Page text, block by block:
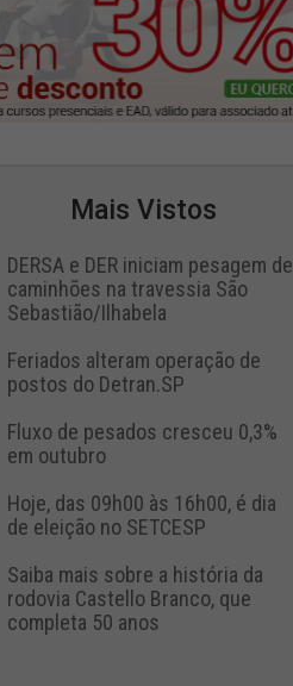
Mais Vistos
DERSA e DER iniciam pesagem de
caminhões na travessia São
Sebastião/Ilhabela
Feriados alteram operação de
postos do Detran.SP
Fluxo de pesados cresceu 0,3%
em outubro
Hoje, das 09h00 às 16h00, é dia
de eleição no SETCESP
Saiba mais sobre a história da
rodovia Castello Branco, que
completa 50 anos